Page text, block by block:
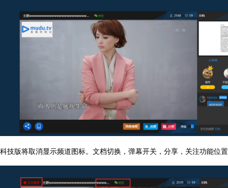
科技版将取消显示频道图标。文档切换，弹幕开关，分享，关注功能位